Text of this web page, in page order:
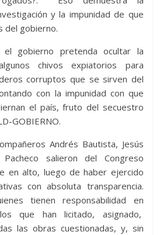
y la impunidad de que
del gobierno.
el gobierno pretenda ocultar la
chivos expiatorios para
corruptos que se sirven del
con la impunidad con que
el país, fruto del secuestro
GOBIERNO.
Andrés Bautista, Jesús
salieron del Congreso
en alto, luego de haber ejercido
con absoluta transparencia.
tienen responsabilidad en
que han licitado, asignado,
las obras cuestionadas, y, sin